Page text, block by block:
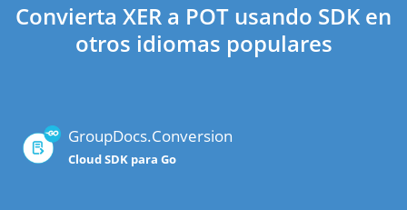
Convierta XER a POT usando SDK en
otros idiomas populares
GroupDocs.Conversion
Cloud SDK para Go